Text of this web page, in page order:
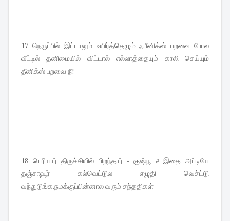
17 நெருப்பில் இட்டாலும் உயிர்த்தெழும் ஃபீனிக்ஸ் பறவை போல
வீட்டில் தனிமையில் விட்டால் எல்லாத்தையும் காலி செய்யும்
தீனிக்ஸ் பறவை நீ!
==================
18 பெரியார் திருச்சியில் பிறந்தார் - குஷ்பூ # இதை அப்டியே
தஞ்சாவூர் கல்வெட்டுல எழுதி வெச்ட்டு
வந்துடுங்க.நமக்குப்பின்னால வரும் சந்ததிகள்